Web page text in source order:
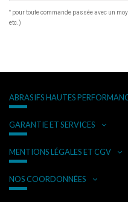
* pour toute commande passée avec un
etc.)
ABRASIFS HAUTES
GARANTIE ET SERVICES
MENTIONS LÉGALES ET CGV
NOS COORDONNÉES